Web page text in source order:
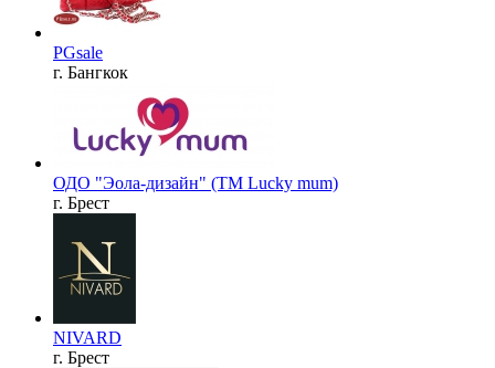
PGsale
г. Бангкок
ОДО "Эола-дизайн" (ТМ Lucky mum)
г. Брест
NIVARD
г. Брест